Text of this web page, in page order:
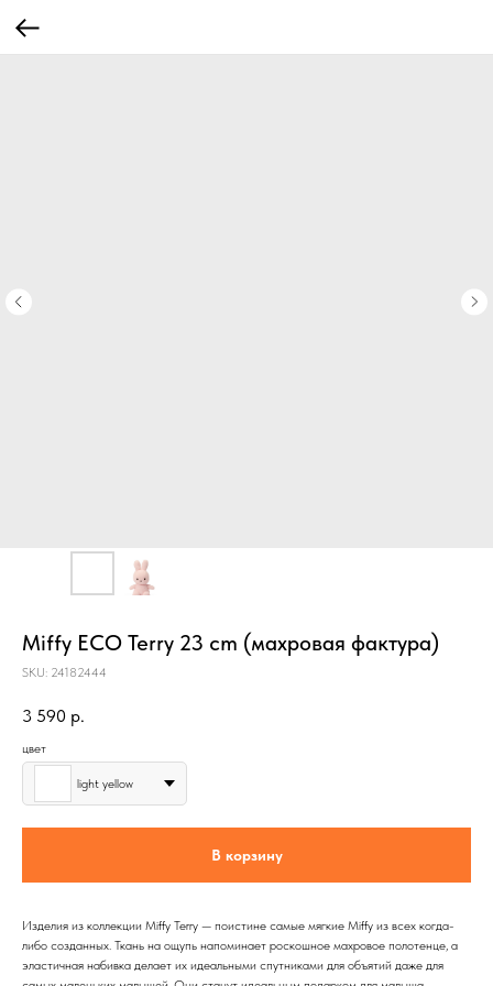
Miffy ECO Terry 23 cm (махровая фактура)
SKU: 24182444
3 590 р.
цвет
light yellow
В корзину
Изделия из коллекции Miffy Terry — поистине самые мягкие Miffy из всех когда-
либо созданных. Ткань на ощупь напоминает роскошное махровое полотенце, а
эластичная набивка делает их идеальными спутниками для объятий даже для